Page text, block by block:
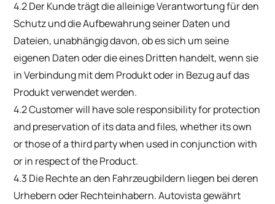
4.2 Der Kunde trägt die alleinige Verantwortung für den
Schutz und die Aufbewahrung seiner Daten und
Dateien, unabhängig davon, ob es sich um seine
eigenen Daten oder die eines Dritten handelt, wenn sie
in Verbindung mit dem Produkt oder in Bezug auf das
Produkt verwendet werden.
4.2 Customer will have sole responsibility for protection
and preservation of its data and files, whether its own
or those of a third party when used in conjunction with
or in respect of the Product.
4.3 Die Rechte an den Fahrzeugbildern liegen bei deren
Urhebern oder Rechteinhabern. Autovista gewährt